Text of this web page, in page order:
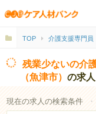
TOP 介護支援専門員
残業少ないの介
（魚津市）の求
現在の求人の検索条件